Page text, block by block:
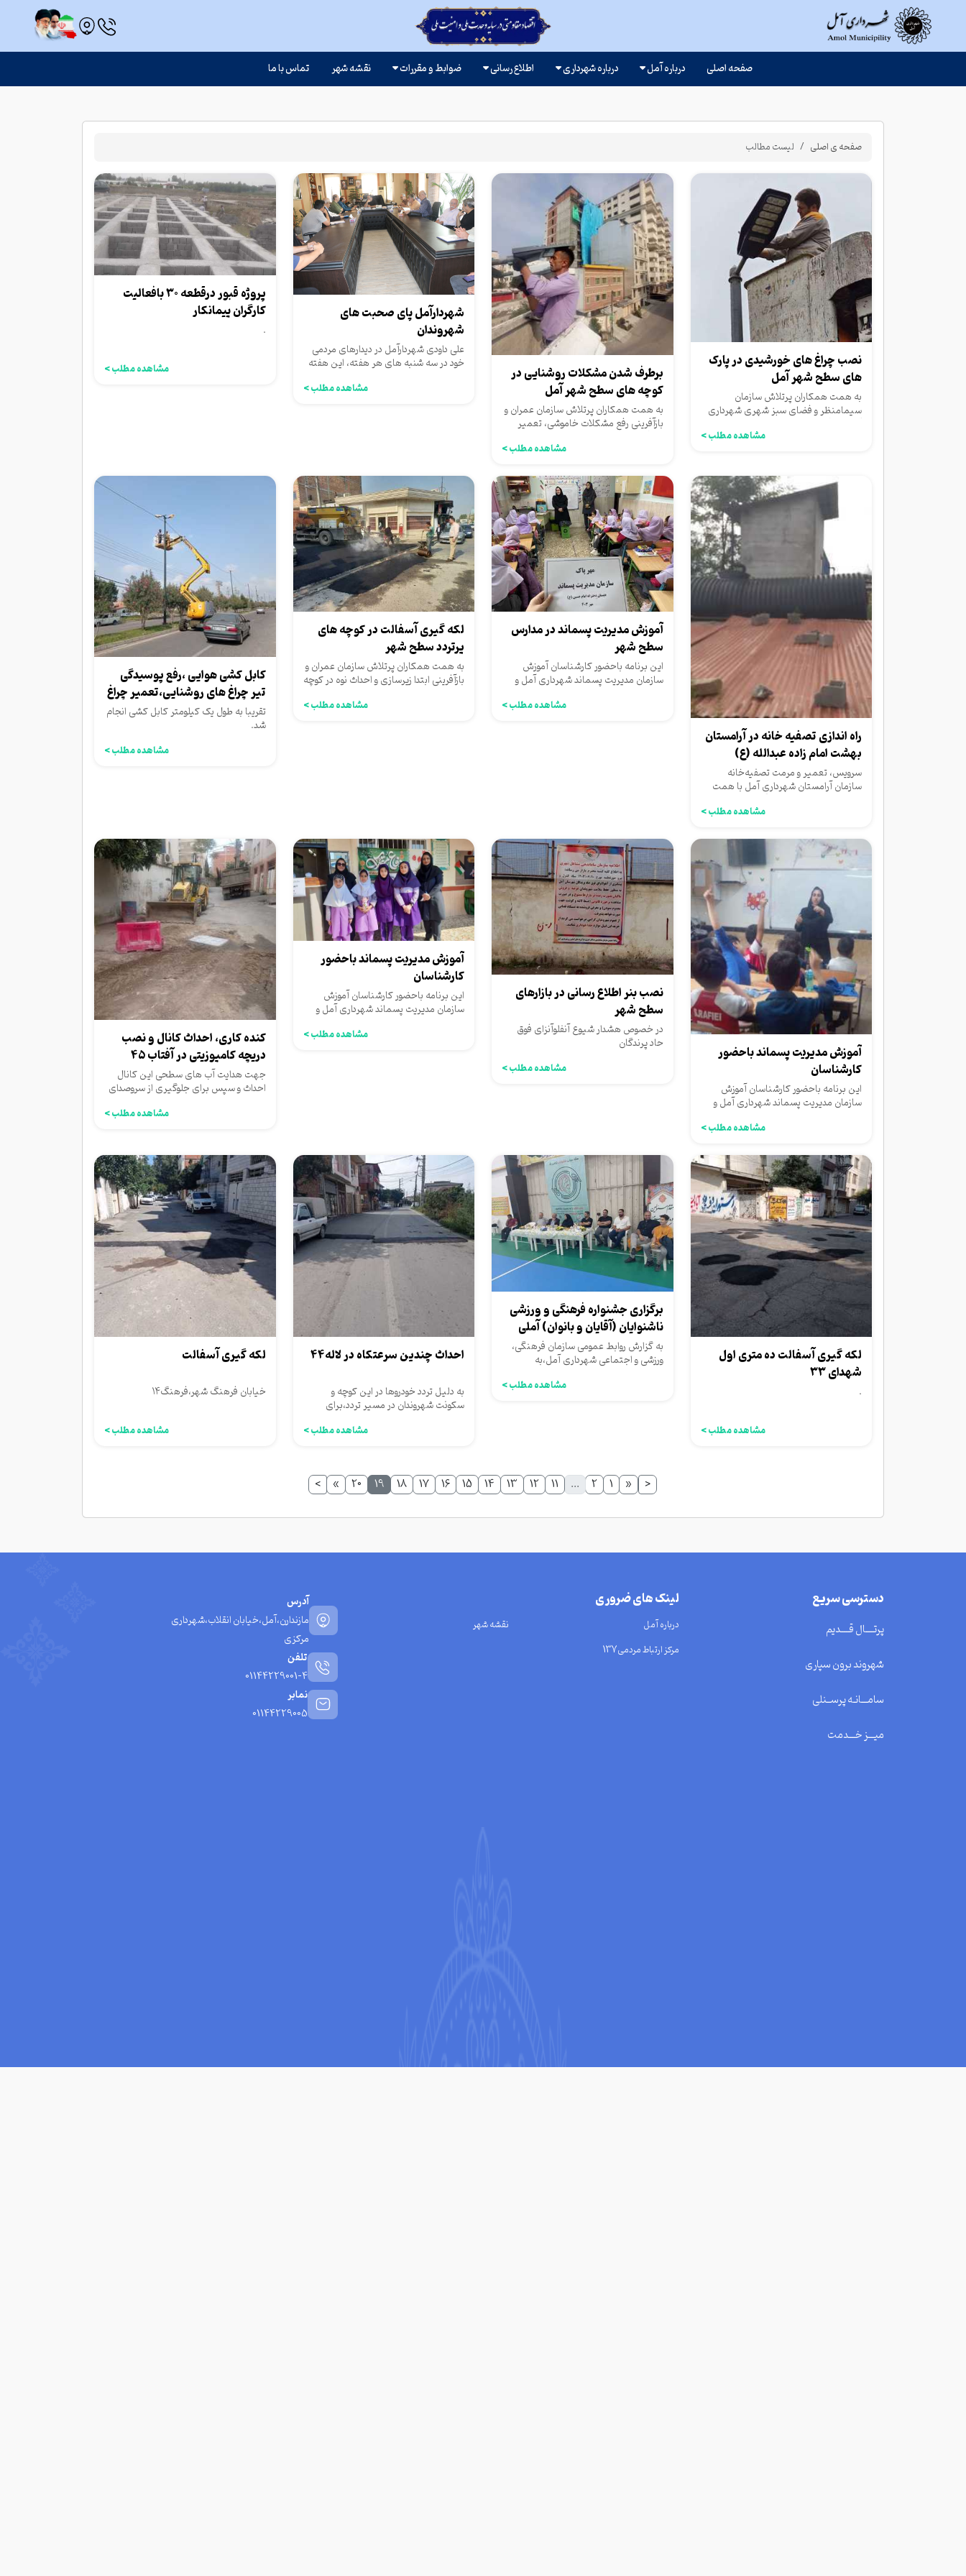
صفحه اصلی درباره آمل درباره شهرداری اطلاع رسانی ضوابط و مقررات نقشه شهر تماس با ما
صفحه ی اصلی لیست مطالب
نصب چراغ های خورشیدی در پارک
های سطح شهر آمل
به همت همکاران پرتلاش سازمان
سیمامنظر و فضای سبز شهری شهرداری
آمل چراغ های خورشیدی در پارک رز...
مشاهده مطلب >
برطرف شدن مشکلات روشنایی در
کوچه های سطح شهر آمل
به همت همکاران پرتلاش سازمان عمران و
بازآفرینی رفع مشکلات خاموشی، تعمیر
چراغ های روشنایی و تعویض...
مشاهده مطلب >
شهردارآمل پای صحبت های
شهروندان
علی داودی شهردارآمل در دیدارهای مردمی
خود در سه شنبه های هر هفته، این هفته
مشاهده مطلب >
پروژه قبور درقطعه ۳۰ بافعالیت
کارگران پیمانکار
.
مشاهده مطلب >
راه اندازی تصفیه خانه در آرامستان
بهشت امام زاده عبدالله (ع)
سرویس، تعمیر و مرمت تصفیه‌خانه
سازمان آرامستان شهرداری آمل با همت
همکاران پرتلاش سازمان آرامستان...
مشاهده مطلب >
آموزش مدیریت پسماند در مدارس
سطح شهر
این برنامه باحضور کارشناسان آموزش
سازمان مدیریت پسماند شهرداری آمل و
مشاهده مطلب >
لکه گیری آسفالت در کوچه های
پرتردد سطح شهر
به همت همکاران پرتلاش سازمان عمران و
بازآفرینی ابتدا زیرسازی و احداث نوه در کوچه
مشاهده مطلب >
کابل کشی هوایی ،رفع پوسیدگی
تیر چراغ های روشنایی،تعمیر چراغ
ها بلوار...
تقریبا به طول یک کیلومتر کابل کشی انجام
شد.
مشاهده مطلب >
آموزش مدیریت پسماند باحضور
کارشناسان
این برنامه باحضور کارشناسان آموزش
سازمان مدیریت پسماند شهرداری آمل و
مشاهده مطلب >
نصب بنر اطلاع رسانی در بازارهای
سطح شهر
در خصوص هشدار شیوع آنفلوآنزای فوق
حاد پرندگان
مشاهده مطلب >
آموزش مدیریت پسماند باحضور
کارشناسان
این برنامه باحضور کارشناسان آموزش
سازمان مدیریت پسماند شهرداری آمل و
مشاهده مطلب > کنده کاری، احداث کانال و نصب
دریچه کامپوزیتی در آفتاب ۴۵
جهت هدایت آب های سطحی این کانال
احداث و سپس برای جلوگیری از سروصدای
مشاهده مطلب >
لکه گیری آسفالت ده متری اول
شهدای ۳۳
.
مشاهده مطلب >
برگزاری جشنواره فرهنگی و ورزشی
ناشنوایان (آقایان و بانوان) آملی
به گزارش روابط عمومی سازمان فرهنگی،
ورزشی و اجتماعی شهرداری آمل،به
مشاهده مطلب >
احداث چندین سرعتکاه در لاله۴۴
به دلیل تردد خودروها در این کوچه و
سکونت شهروندان در مسیر تردد،برای
مشاهده مطلب >
لکه گیری آسفالت
خیابان فرهنگ شهر،فرهنگ۱۴
مشاهده مطلب >
<
«
1
2
...
11
12
13
14
15
16
17
18
19
20
»
>
دسترسی سریع
پرتــــال قــــدیم
شهروند برون سپاری
سامـــانـه پرســنلی
میـــز خـــدمت
لینک های ضروری
درباره آمل
نقشه شهر
مرکز ارتباط مردمی137
آدرس
مازندارن،آمل،خیابان انقلاب،شهرداری
مرکزی
تلفن
01144229001-4
نمابر
01144229005